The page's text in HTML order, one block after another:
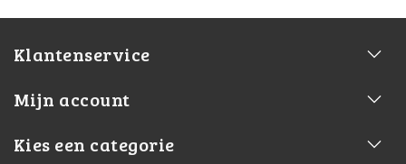
Klantenservice
Mijn account
Kies een categorie